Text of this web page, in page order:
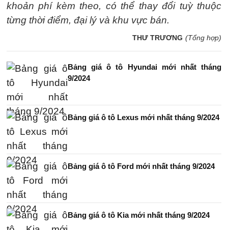
khoản phí kèm theo, có thể thay đổi tuỳ thuộc
từng thời điểm, đại lý và khu vực bán.
THƯ TRƯƠNG (Tổng hợp)
Bảng giá ô tô Hyundai mới nhất tháng
9/2024
Bảng giá ô tô Lexus mới nhất tháng 9/2024
Bảng giá ô tô Ford mới nhất tháng 9/2024
Bảng giá ô tô Kia mới nhất tháng 9/2024